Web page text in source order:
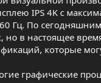
IPS 4K с
Гц. По сегодняшним
но в настоящее
которые
графические